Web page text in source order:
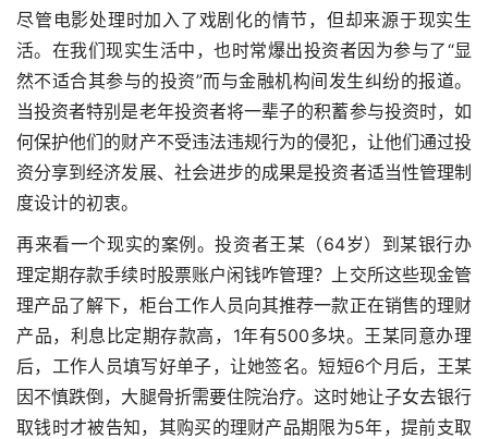
尽管电影处理时加入了戏剧化的情节，但却来源于现实生
活。在我们现实生活中，也时常爆出投资者因为参与了“显
然不适合其参与的投资”而与金融机构间发生纠纷的报道。
当投资者特别是老年投资者将一辈子的积蓄参与投资时，如
何保护他们的财产不受违法违规行为的侵犯，让他们通过投
资分享到经济发展、社会进步的成果是投资者适当性管理制
度设计的初衷。
再来看一个现实的案例。投资者王某（64岁）到某银行办
理定期存款手续时股票账户闲钱咋管理？上交所这些现金管
理产品了解下，柜台工作人员向其推荐一款正在销售的理财
产品，利息比定期存款高，1年有500多块。王某同意办理
后，工作人员填写好单子，让她签名。短短6个月后，王某
因不慎跌倒，大腿骨折需要住院治疗。这时她让子女去银行
取钱时才被告知，其购买的理财产品期限为5年，提前支取